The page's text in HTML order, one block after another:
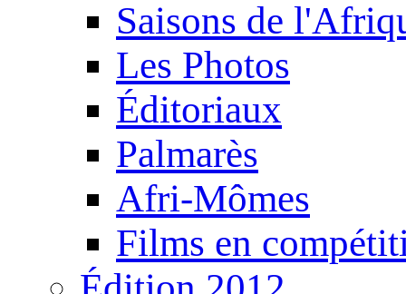
Saisons de
Les Photos
Éditoriaux
Palmarès
Afri-Mômes
Films en